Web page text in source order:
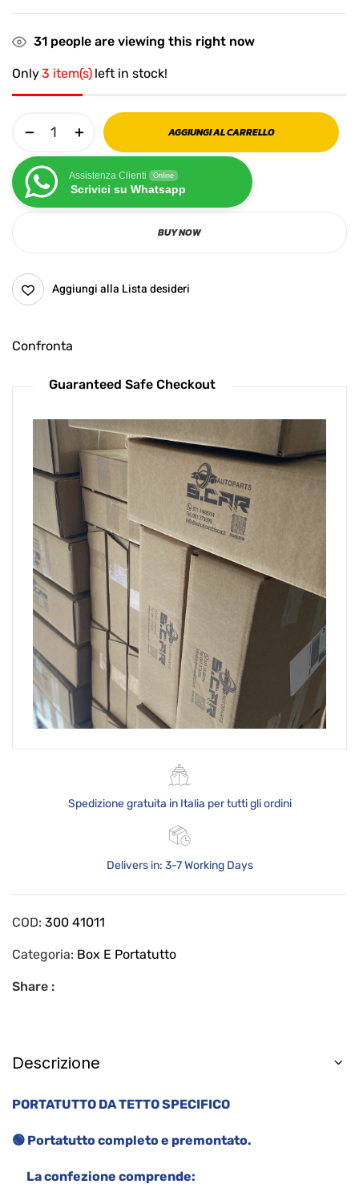
31 people are viewing this right now
Only3 item(s) left in stock!
AGGIUNGI AL CARRELLO
Assistenza Clienti Online
Scrivici su Whatsapp
BUY NOW
Aggiungi alla Lista desideri
Confronta
Guaranteed Safe Checkout
Spedizione gratuita in Italia per tutti gli ordini
Delivers in: 3-7 Working Days
COD: 300 41011
Categoria: Box E Portatutto
Share :
Descrizione
PORTATUTTO DA TETTO SPECIFICO
🟢 Portatutto completo e premontato.
La confezione comprende: